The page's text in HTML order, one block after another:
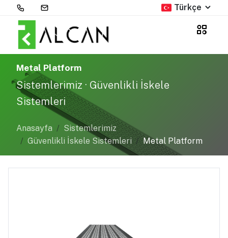
Türkçe
Metal Platform
Sistemlerimiz · Güvenlikli İskele
Sistemleri
Anasayfa
Sistemlerimiz
Güvenlikli İskele Sistemleri
Metal Platform